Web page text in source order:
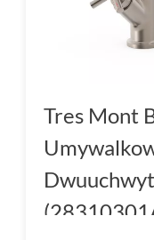
Tres Mont